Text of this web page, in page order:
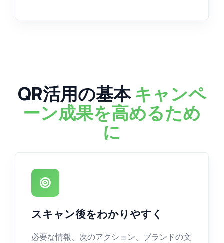
QR活用の基本キャンペ
ーン成果を高めるため
に
スキャン後をわかりやすく
必要な情報、次のアクション、ブランドの文